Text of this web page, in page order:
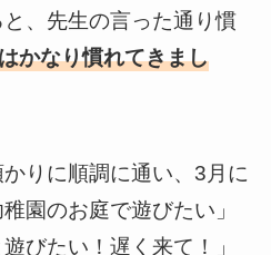
、先生の言った通り慣
かなり慣れてきまし
りに順調に通い、3月に
園のお庭で遊びたい」
びたい！遅く来て！」